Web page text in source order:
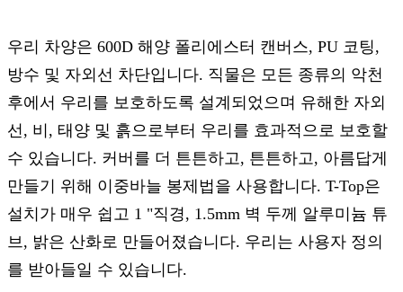
우리 차양은 600D 해양 폴리에스터 캔버스, PU 코팅,
방수 및 자외선 차단입니다. 직물은 모든 종류의 악천
후에서 우리를 보호하도록 설계되었으며 유해한 자외
선, 비, 태양 및 흙으로부터 우리를 효과적으로 보호할
수 있습니다. 커버를 더 튼튼하고, 튼튼하고, 아름답게
만들기 위해 이중바늘 봉제법을 사용합니다. T-Top은
설치가 매우 쉽고 1 "직경, 1.5mm 벽 두께 알루미늄 튜
브, 밝은 산화로 만들어졌습니다. 우리는 사용자 정의
를 받아들일 수 있습니다.